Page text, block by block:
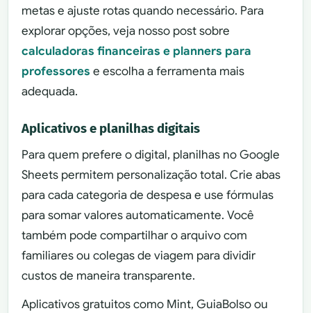
metas e ajuste rotas quando necessário. Para
explorar opções, veja nosso post sobre
calculadoras financeiras e planners para
professores e escolha a ferramenta mais
adequada.
Aplicativos e planilhas digitais
Para quem prefere o digital, planilhas no Google
Sheets permitem personalização total. Crie abas
para cada categoria de despesa e use fórmulas
para somar valores automaticamente. Você
também pode compartilhar o arquivo com
familiares ou colegas de viagem para dividir
custos de maneira transparente.
Aplicativos gratuitos como Mint, GuiaBolso ou